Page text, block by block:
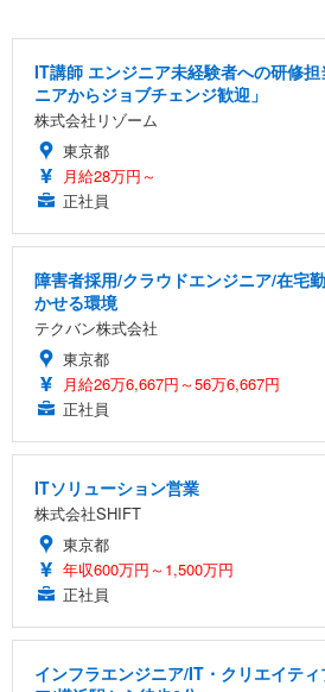
IT講師 エンジニア未経験者への研修
ニアからジョブチェンジ歓迎」
株式会社リゾーム
東京都
月給28万円～
正社員
障害者採用/クラウドエンジニア/在宅
かせる環境
テクバン株式会社
東京都
月給26万6,667円～56万6,667円
正社員
ITソリューション営業
株式会社SHIFT
東京都
年収600万円～1,500万円
正社員
インフラエンジニア/IT・クリエイテ